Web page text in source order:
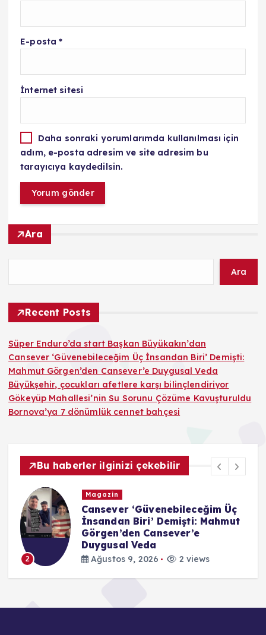
E-posta*
İnternet sitesi
Daha sonraki yorumlarımda kullanılması için
adım, e-posta adresim ve site adresim bu
tarayıcıya kaydedilsin.
Ara
Ara
Recent Posts
Süper Enduro’da start Başkan Büyükakın’dan
Cansever ‘Güvenebileceğim Üç İnsandan Biri’ Demişti:
Mahmut Görgen’den Cansever’e Duygusal Veda
Büyükşehir, çocukları afetlere karşı bilinçlendiriyor
Gökeyüp Mahallesi’nin Su Sorunu Çözüme Kavuşturuldu
Bornova’ya 7 dönümlük cennet bahçesi
Bu haberler ilginizi çekebilir
2
Magazin
Cansever ‘Güvenebileceğim Üç
İnsandan Biri’ Demişti: Mahmut
Görgen’den Cansever’e
Duygusal Veda
Ağustos 9, 2026 2 views